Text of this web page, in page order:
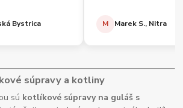
Bystrica M Marek S., Nitra
súpravy a kotliny
sú kotlíkové súpravy na guláš s